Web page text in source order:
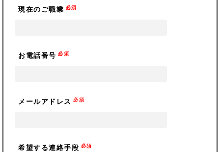
現在のご職業 必須
お電話番号 必須
メールアドレス 必須
希望する連絡手段 必須